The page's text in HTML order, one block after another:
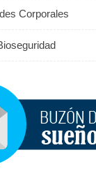
Corporales